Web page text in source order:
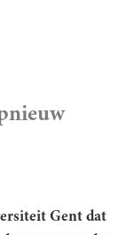
Gent dat